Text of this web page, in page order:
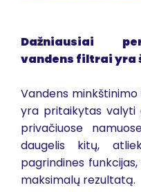
Dažniausiai
vandens filtrai yra
Vandens minkštinimo
yra pritaikytas valyti
privačiuose
daugelis kitų,
pagrindines
maksimalų rezultatą.